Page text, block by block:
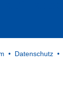
• Datenschutz •